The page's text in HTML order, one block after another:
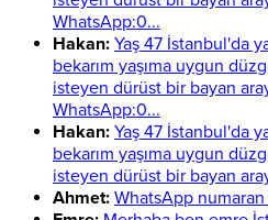
WhatsApp:0...
Hakan: Yaş 47 İstanbul'da
bekarım yaşıma uygun
isteyen dürüst bir bayan
WhatsApp:0...
Hakan: Yaş 47 İstanbul'da
bekarım yaşıma uygun
isteyen dürüst bir bayan
Ahmet: WhatsApp numaran